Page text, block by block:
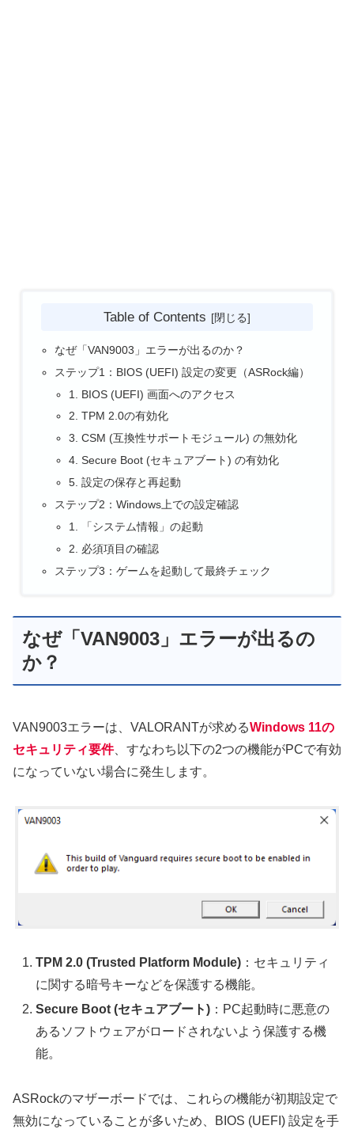
Table of Contents
なぜ「VAN9003」エラーが出るのか？
ステップ1：BIOS (UEFI) 設定の変更（ASRock編）
1. BIOS (UEFI) 画面へのアクセス
2. TPM 2.0の有効化
3. CSM (互換性サポートモジュール) の無効化
4. Secure Boot (セキュアブート) の有効化
5. 設定の保存と再起動
ステップ2：Windows上での設定確認
1. 「システム情報」の起動
2. 必須項目の確認
ステップ3：ゲームを起動して最終チェック
なぜ「VAN9003」エラーが出るの
か？
VAN9003エラーは、VALORANTが求めるWindows 11の
セキュリティ要件、すなわち以下の2つの機能がPCで有効
になっていない場合に発生します。
TPM 2.0 (Trusted Platform Module) ：セキュリティ
に関する暗号キーなどを保護する機能。
Secure Boot (セキュアブート) ：PC起動時に悪意の
あるソフトウェアがロードされないよう保護する機
能。
ASRockのマザーボードでは、これらの機能が初期設定で
無効になっていることが多いため、BIOS (UEFI) 設定を手